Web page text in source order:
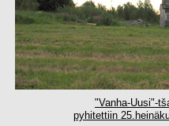
"Vanha-Uusi"-
pyhitettiin